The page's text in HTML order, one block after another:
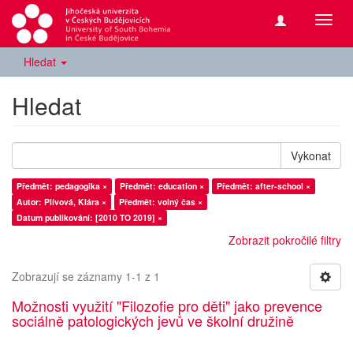
Hledat
Hledat
Vykonat
Předmět: pedagogika × Předmět: education ×
Předmět: after-school ×
Autor: Plívová, Klára ×
Předmět: volný čas ×
Datum publikování: [2010 TO 2019] ×
Zobrazit pokročilé filtry
Zobrazují se záznamy 1-1 z 1
Možnosti využití "Filozofie pro děti" jako prevence
sociálně patologických jevů ve školní družině